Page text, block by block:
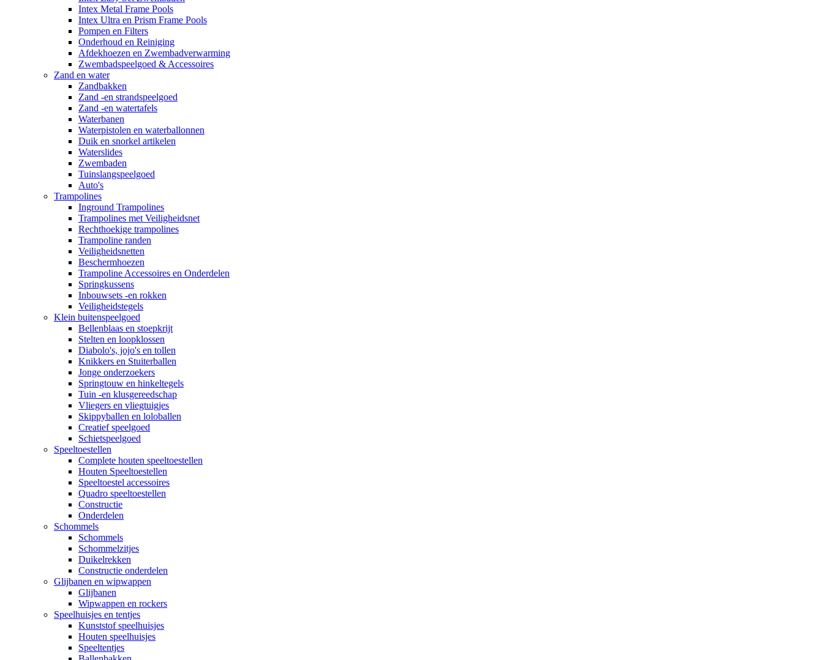
Intex Metal Frame Pools
Intex Ultra en Prism Frame Pools
Pompen en Filters
Onderhoud en Reiniging
Afdekhoezen en Zwembadverwarming
Zwembadspeelgoed & Accessoires
Zand en water
Zandbakken
Zand -en strandspeelgoed
Zand -en watertafels
Waterbanen
Waterpistolen en waterballonnen
Duik en snorkel artikelen
Waterslides
Zwembaden
Tuinslangspeelgoed
Auto's
Trampolines
Inground Trampolines
Trampolines met Veiligheidsnet
Rechthoekige trampolines
Trampoline randen
Veiligheidsnetten
Beschermhoezen
Trampoline Accessoires en Onderdelen
Springkussens
Inbouwsets -en rokken
Veiligheidstegels
Klein buitenspeelgoed
Bellenblaas en stoepkrijt
Stelten en loopklossen
Diabolo's, jojo's en tollen
Knikkers en Stuiterballen
Jonge onderzoekers
Springtouw en hinkeltegels
Tuin -en klusgereedschap
Vliegers en vliegtuigjes
Skippyballen en loloballen
Creatief speelgoed
Schietspeelgoed
Speeltoestellen
Complete houten speeltoestellen
Houten Speeltoestellen
Speeltoestel accessoires
Quadro speeltoestellen
Constructie
Onderdelen
Schommels
Schommels
Schommelzitjes
Duikelrekken
Constructie onderdelen
Glijbanen en wipwappen
Glijbanen
Wipwappen en rockers
Speelhuisjes en tentjes
Kunststof speelhuisjes
Houten speelhuisjes
Speeltentjes